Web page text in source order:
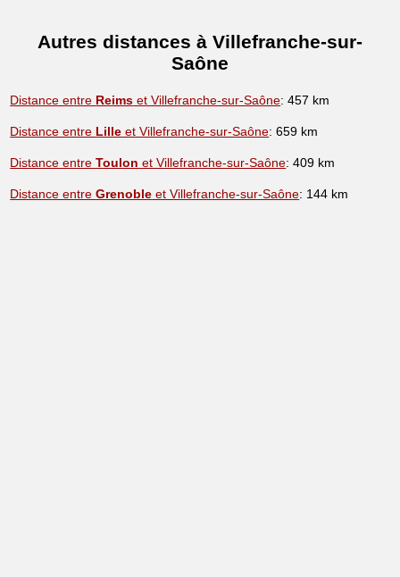
Autres distances à Villefranche-sur-
Saône
Distance entre Reims et Villefranche-sur-Saône: 457 km
Distance entre Lille et Villefranche-sur-Saône: 659 km
Distance entreToulon et Villefranche-sur-Saône: 409 km
Distance entreGrenoble et Villefranche-sur-Saône: 144 km